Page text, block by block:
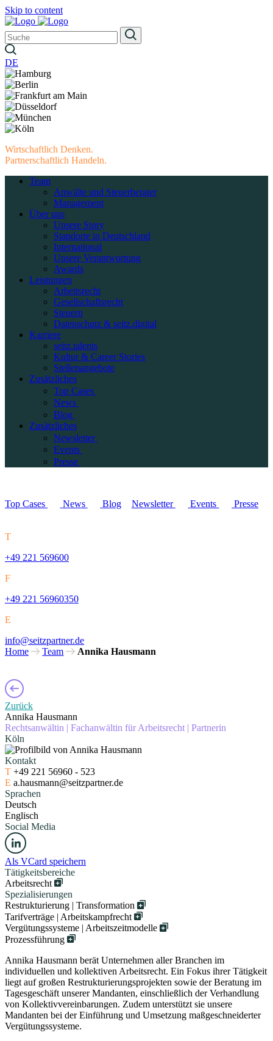
Skip to content
DE
Wirtschaftlich Denken.
Partnerschaftlich Handeln.
Team
Anwälte und Steuerberater
Management
Über uns
Unsere Story
Standorte in Deutschland
International
Unsere Verantwortung
Awards
Leistungen
Arbeitsrecht
Gesellschaftsrecht
Steuern
Datenschutz & seitz.digital
Karriere
seitz.talents
Kultur & Career Stories
Stellenangebote
Zusätzliches
Top Cases
News
Blog
Zusätzliches
Newsletter
Events
Presse
Top Cases News Blog Newsletter Events Presse
T
+49 221 569600
F
+49 221 56960350
E
info@seitzpartner.de
Home
Team Annika Hausmann
Zurück
Annika Hausmann
Rechtsanwältin | Fachanwältin für Arbeitsrecht | Partnerin
Köln
Kontakt
T +49 221 56960 - 523
E a.hausmann@seitzpartner.de
Sprachen
Deutsch
Englisch
Social Media
Als VCard speichern
Tätigkeitsbereiche
Arbeitsrecht
Spezialisierungen
Restrukturierung | Transformation
Tarifverträge | Arbeitskampfrecht
Vergütungssysteme | Arbeitszeitmodelle
Prozessführung
Annika Hausmann berät Unternehmen aller Branchen im
individuellen und kollektiven Arbeitsrecht. Ein Fokus ihrer Tätigkeit
liegt auf großen Restrukturierungsprojekten sowie der Beratung im
Tagesgeschäft unserer Mandanten, einschließlich der Verhandlung
von Kollektivvereinbarungen. Zudem unterstützt sie unsere
Mandanten bei der Einführung und Umsetzung maßgeschneiderter
Vergütungssysteme.